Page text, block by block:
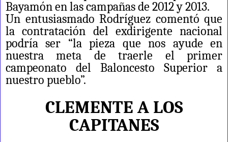
Bayamón en las campañas de 2012 y 2013.
Un entusiasmado Rodríguez comentó que
la contratación del exdirigente nacional
podría ser “la pieza que nos ayude en
nuestra meta de traerle el primer
campeonato del Baloncesto Superior a
nuestro pueblo”.
CLEMENTE A LOS
CAPITANES